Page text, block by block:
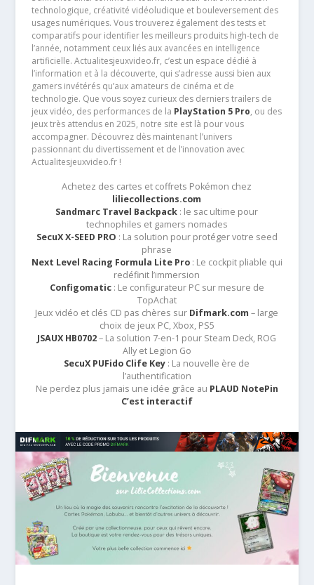
technologique, créativité vidéoludique et bouleversement des
usages numériques. Vous trouverez également des tests et
comparatifs pour identifier les meilleurs produits high-tech de
l’année, notamment ceux liés aux avancées en intelligence
artificielle. Actualitesjeuxvideo.fr, c’est un espace dédié à
l’information et à la découverte, qui s’adresse aussi bien aux
gamers invétérés qu’aux amateurs de cinéma et de
technologie. Que vous soyez curieux des derniers trailers de
jeux vidéo, des performances de la PlayStation 5 Pro, ou des
jeux très attendus en 2025, notre site est là pour vous
accompagner. Découvrez dès maintenant l’univers
passionnant du divertissement et de l’innovation avec
Actualitesjeuxvideo.fr !
Achetez des cartes et coffrets Pokémon chez
liliecollections.com
Sandmarc Travel Backpack : le sac ultime pour
technophiles et gamers nomades
SecuX X-SEED PRO : La solution pour protéger votre seed
phrase
Next Level Racing Formula Lite Pro: Le cockpit pliable qui
redéfinit l’immersion
Configomatic: Le configurateur PC sur mesure de
TopAchat
Jeux vidéo et clés CD pas chères sur Difmark.com – large
choix de jeux PC, Xbox, PS5
JSAUX HB0702– La solution 7-en-1 pour Steam Deck, ROG
Ally et Legion Go
SecuX PUFido Clife Key : La nouvelle ère de
l’authentification
Ne perdez plus jamais une idée grâce au PLAUD NotePin
C’est interactif